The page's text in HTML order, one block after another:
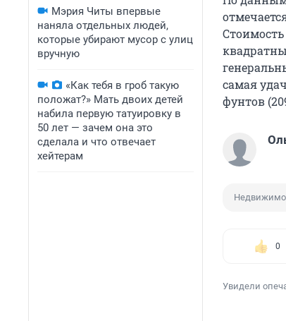
Мэрия Читы впервые
наняла отдельных людей,
которые убирают мусор с улиц
вручную
«Как тебя в гроб такую
положат?» Мать двоих детей
набила первую татуировку в
50 лет — зачем она это
сделала и что отвечает
хейтерам
Стоимость
самая
фунтов
0
Увидели